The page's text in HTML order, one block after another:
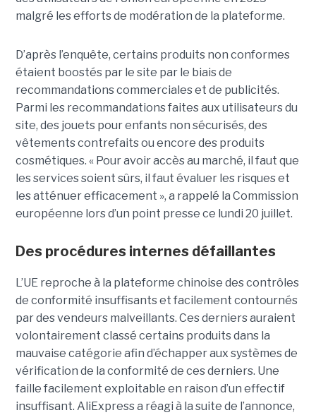
malgré les efforts de modération de la plateforme.
D’après l’enquête, certains produits non conformes
étaient boostés par le site par le biais de
recommandations commerciales et de publicités.
Parmi les recommandations faites aux utilisateurs du
site, des jouets pour enfants non sécurisés, des
vêtements contrefaits ou encore des produits
cosmétiques. « Pour avoir accès au marché, il faut que
les services soient sûrs, il faut évaluer les risques et
les atténuer efficacement », a rappelé la Commission
européenne lors d’un point presse ce lundi 20 juillet.
Des procédures internes défaillantes
L’UE reproche à la plateforme chinoise des contrôles
de conformité insuffisants et facilement contournés
par des vendeurs malveillants. Ces derniers auraient
volontairement classé certains produits dans la
mauvaise catégorie afin d’échapper aux systèmes de
vérification de la conformité de ces derniers. Une
faille facilement exploitable en raison d’un effectif
insuffisant. AliExpress a réagi à la suite de l’annonce,